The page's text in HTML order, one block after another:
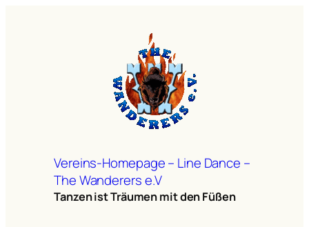
Vereins-Homepage – Line Dance –
The Wanderers e.V
Tanzen ist Träumen mit den Füßen